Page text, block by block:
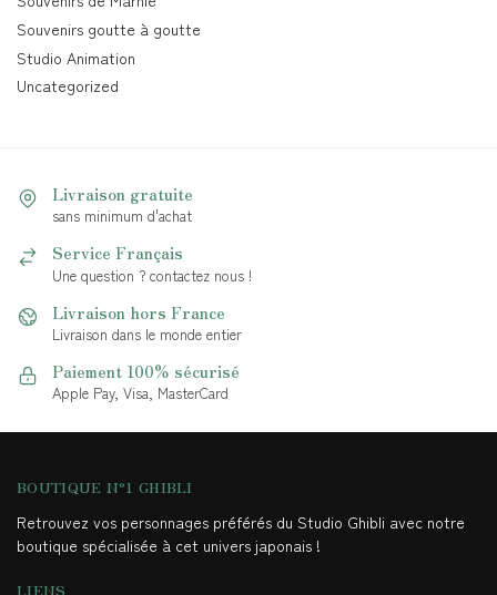
Souvenirs goutte à goutte
Studio Animation
Uncategorized
Livraison gratuite
sans minimum d'achat
Service Français
Une question ? contactez nous !
Livraison hors France
Livraison dans le monde entier
Paiement 100% sécurisé
Apple Pay, Visa, MasterCard
BOUTIQUE N°1 GHIBLI
Retrouvez vos personnages préférés du Studio Ghibli avec notre
boutique spécialisée à cet univers japonais !
LIENS